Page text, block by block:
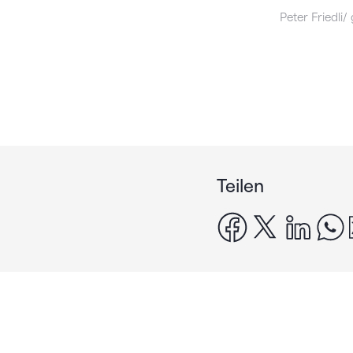
Peter Friedli/
Teilen
facebook
x